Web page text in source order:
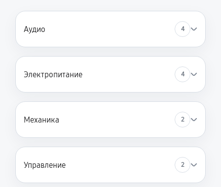
Аудио 4
Электропитание 4
Механика 2
Управление 2